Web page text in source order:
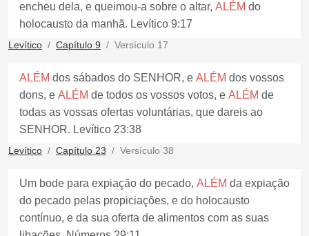
encheu dela, e queimou-a sobre o altar, ALÉM do
holocausto da manhã. Levítico 9:17
Levítico Capítulo 9 Versículo 17
ALÉM dos sábados do SENHOR, e ALÉM dos vossos
dons, e ALÉM de todos os vossos votos, e ALÉM de
todas as vossas ofertas voluntárias, que dareis ao
SENHOR. Levítico 23:38
Levítico Capítulo 23 Versículo 38
Um bode para expiação do pecado, ALÉM da expiação
do pecado pelas propiciações, e do holocausto
contínuo, e da sua oferta de alimentos com as suas